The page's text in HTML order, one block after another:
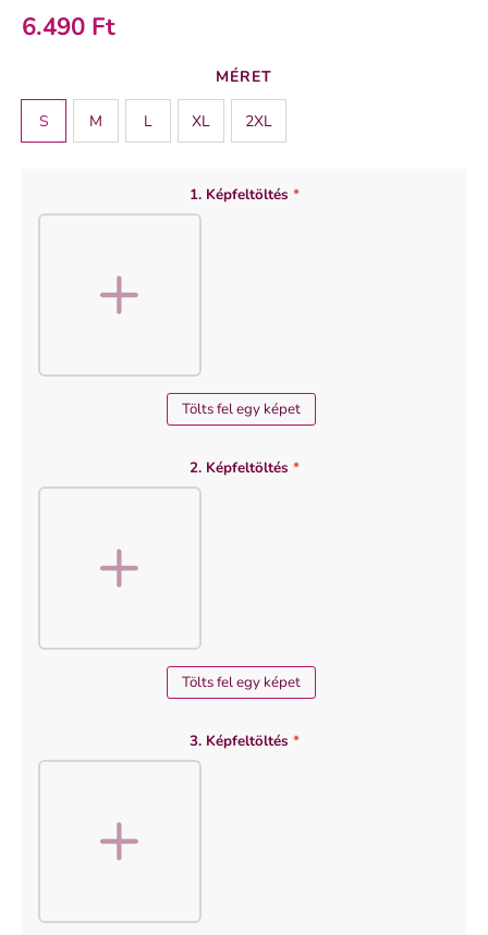
6.490 Ft
MÉRET
S M L XL 2XL
1. Képfeltöltés *
Tölts fel egy képet
2. Képfeltöltés *
Tölts fel egy képet
3. Képfeltöltés *